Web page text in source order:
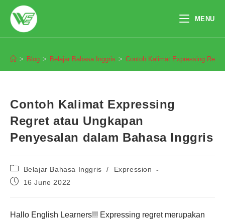
content
MENU
> Blog > Belajar Bahasa Inggris > Contoh Kalimat Expressing
Contoh Kalimat Expressing
Regret atau Ungkapan
Penyesalan dalam Bahasa Inggris
Post
category:
Belajar Bahasa Inggris /
Expression
Post16 June 2022
Hallo English Learners!!! Expressing regret merupakan